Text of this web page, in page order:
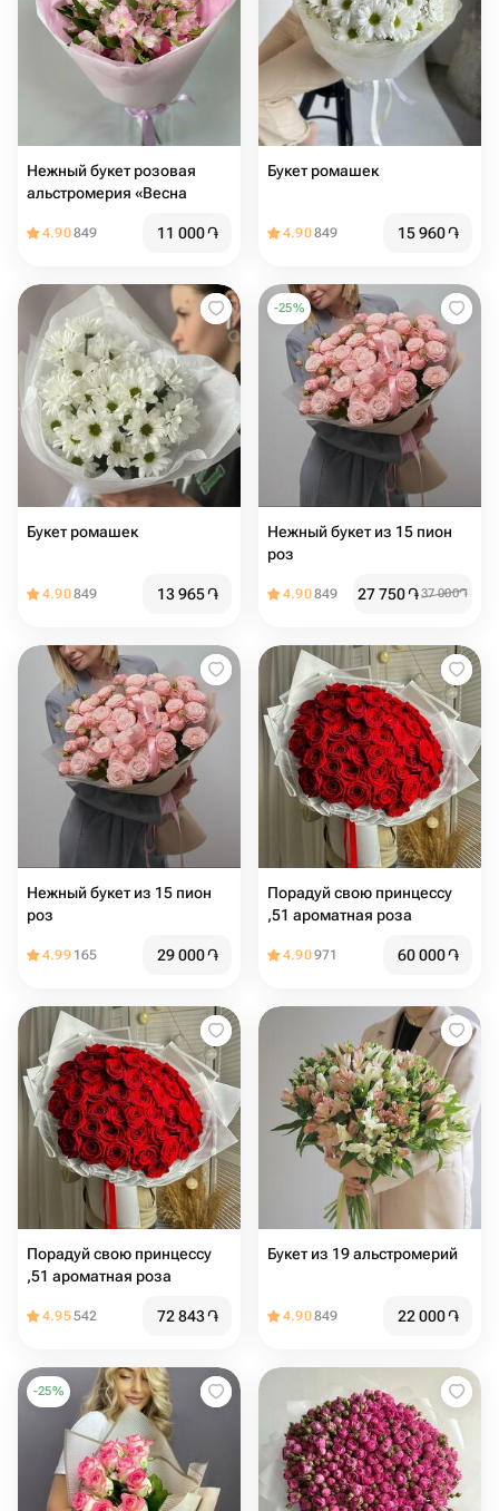
Нежный букет розовая
альстромерия «Весна
4.90849 11 000֏
Букет ромашек
4.90849 15 960֏
Букет ромашек
4.90849 13 965֏
-25%
Нежный букет из 15 пион
роз
4.90849 27 750֏37 000֏
Нежный букет из 15 пион
роз
4.99 165 29 000֏
Порадуй свою принцессу
,51 ароматная роза
4.90971 60 000֏
Порадуй свою принцессу
,51 ароматная роза
4.95542 72 843֏
Букет из 19 альстромерий
4.90849 22 000֏
-25%